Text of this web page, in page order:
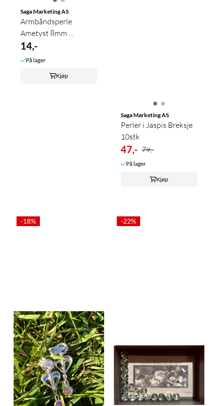
Saga Marketing AS
Armbåndsperle
Ametyst 8mm ...
14,-
På lager
Kjøp
Saga Marketing AS
Perler i Jaspis Breksje
10stk
47,- 79,-
På lager
Kjøp
-18% -22%